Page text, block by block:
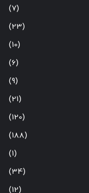
(7)
(23)
(10)
(6)
(9)
(21)
(120)
(188)
(1)
(34)
(12)